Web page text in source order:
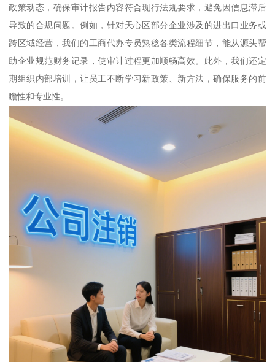
政策动态，确保审计报告内容符合现行法规要求，避免因信息滞后
导致的合规问题。例如，针对天心区部分企业涉及的进出口业务或
跨区域经营，我们的工商代办专员熟稔各类流程细节，能从源头帮
助企业规范财务记录，使审计过程更加顺畅高效。此外，我们还定
期组织内部培训，让员工不断学习新政策、新方法，确保服务的前
瞻性和专业性。